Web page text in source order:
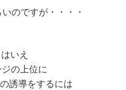
のですが・・・・
いえ
の上位に
誘導をするには